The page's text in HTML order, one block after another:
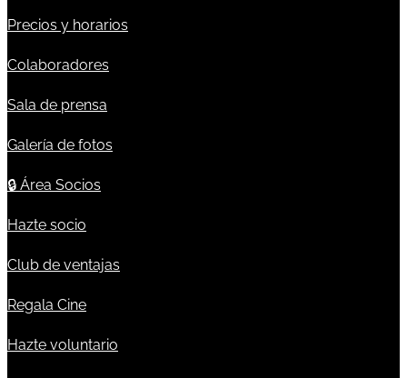
Precios y horarios
Colaboradores
Sala de prensa
Galería de fotos
🔒 Área Socios
Hazte socio
Club de ventajas
Regala Cine
Hazte voluntario